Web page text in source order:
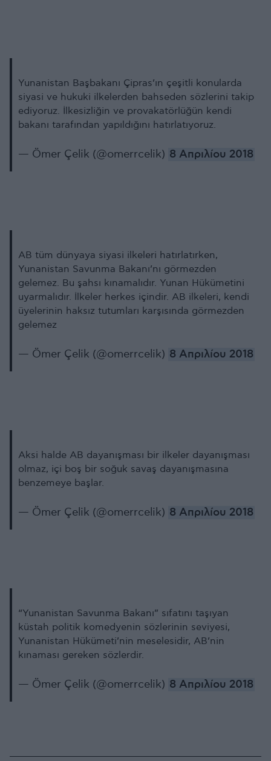
Yunanistan Başbakanı Çipras’ın çeşitli konularda
siyasi ve hukuki ilkelerden bahseden sözlerini takip
ediyoruz. İlkesizliğin ve provakatörlüğün kendi
bakanı tarafından yapıldığını hatırlatıyoruz.
— Ömer Çelik (@omerrcelik) 8 Απριλίου 2018
AB tüm dünyaya siyasi ilkeleri hatırlatırken,
Yunanistan Savunma Bakanı’nı görmezden
gelemez. Bu şahsı kınamalıdır. Yunan Hükümetini
uyarmalıdır. İlkeler herkes içindir. AB ilkeleri, kendi
üyelerinin haksız tutumları karşısında görmezden
gelemez
— Ömer Çelik (@omerrcelik) 8 Απριλίου 2018
Aksi halde AB dayanışması bir ilkeler dayanışması
olmaz, içi boş bir soğuk savaş dayanışmasına
benzemeye başlar.
— Ömer Çelik (@omerrcelik) 8 Απριλίου 2018
“Yunanistan Savunma Bakanı” sıfatını taşıyan
küstah politik komedyenin sözlerinin seviyesi,
Yunanistan Hükümeti’nin meselesidir, AB’nin
kınaması gereken sözlerdir.
— Ömer Çelik (@omerrcelik) 8 Απριλίου 2018